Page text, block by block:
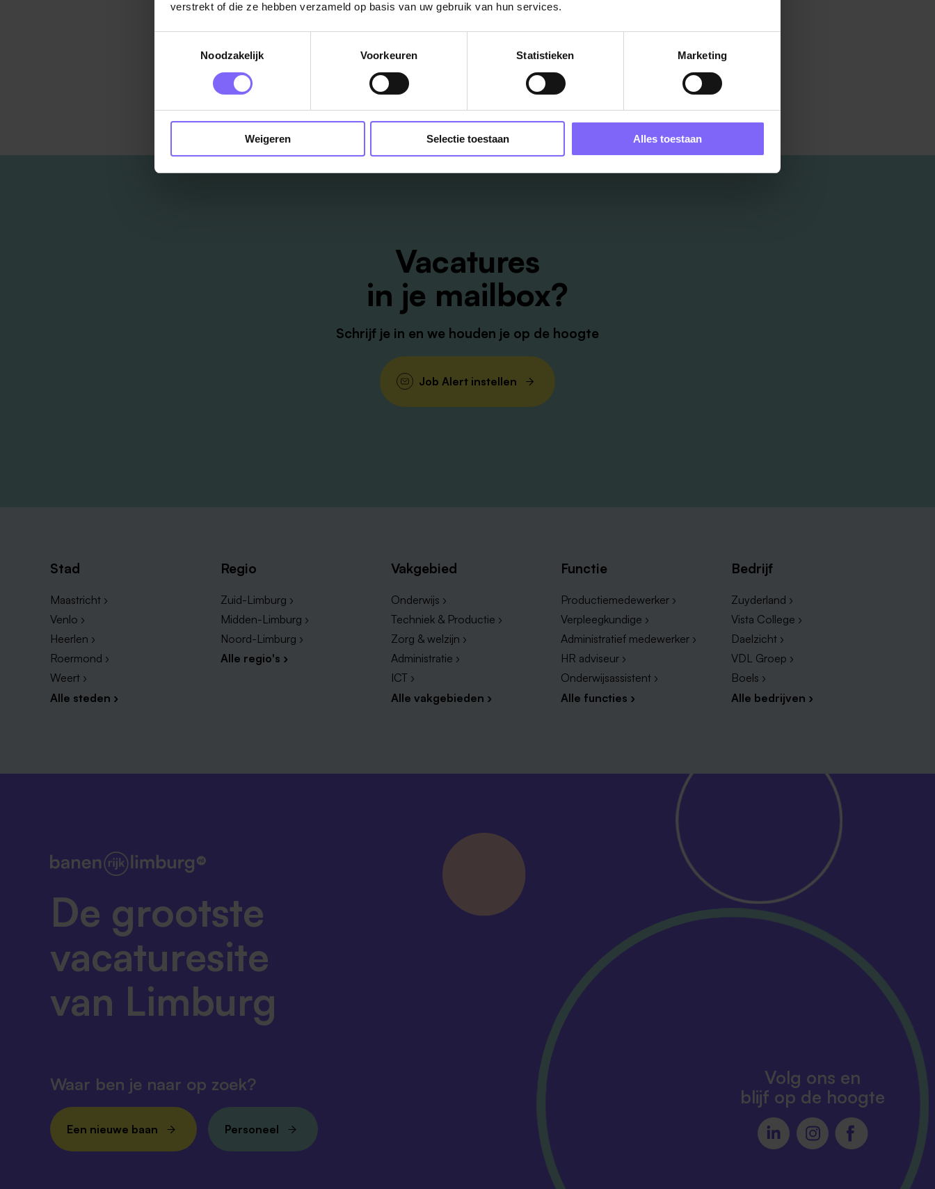
verstrekt of die ze hebben verzameld op basis van uw gebruik van hun services.
Noodzakelijk
Voorkeuren Statistieken Marketing
Weigeren Selectie toestaan Alles toestaan
Terug naar alle items
Vacatures
in je mailbox?
Schrijf je in en we houden je op de hoogte
Job Alert instellen
Stad
Maastricht ›
Venlo ›
Heerlen ›
Roermond ›
Weert ›
Alle steden ›
Regio
Zuid-Limburg ›
Midden-Limburg ›
Noord-Limburg ›
Alle regio's ›
Vakgebied
Onderwijs ›
Techniek & Productie ›
Zorg & welzijn ›
Administratie ›
ICT ›
Alle vakgebieden ›
Functie
Productiemedewerker ›
Verpleegkundige ›
Administratief medewerker ›
HR adviseur ›
Onderwijsassistent ›
Alle functies ›
Bedrijf
Zuyderland ›
Vista College ›
Daelzicht ›
VDL Groep ›
Boels ›
Alle bedrijven ›
De grootste
vacaturesite
van Limburg
Waar ben je naar op zoek?
Een nieuwe baan Personeel
Volg ons en
blijf op de hoogte